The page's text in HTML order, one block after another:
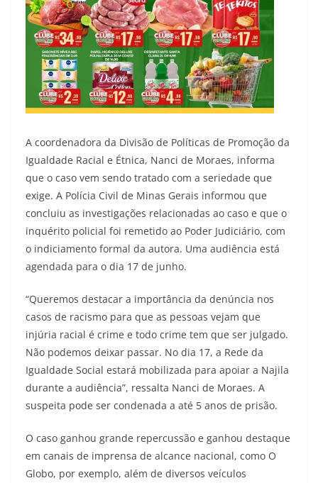
A coordenadora da Divisão de Políticas de Promoção da
Igualdade Racial e Étnica, Nanci de Moraes, informa
que o caso vem sendo tratado com a seriedade que
exige. A Polícia Civil de Minas Gerais informou que
concluiu as investigações relacionadas ao caso e que o
inquérito policial foi remetido ao Poder Judiciário, com
o indiciamento formal da autora. Uma audiência está
agendada para o dia 17 de junho.
“Queremos destacar a importância da denúncia nos
casos de racismo para que as pessoas vejam que
injúria racial é crime e todo crime tem que ser julgado.
Não podemos deixar passar. No dia 17, a Rede da
Igualdade Social estará mobilizada para apoiar a Najila
durante a audiência”, ressalta Nanci de Moraes. A
suspeita pode ser condenada a até 5 anos de prisão.
O caso ganhou grande repercussão e ganhou destaque
em canais de imprensa de alcance nacional, como O
Globo, por exemplo, além de diversos veículos